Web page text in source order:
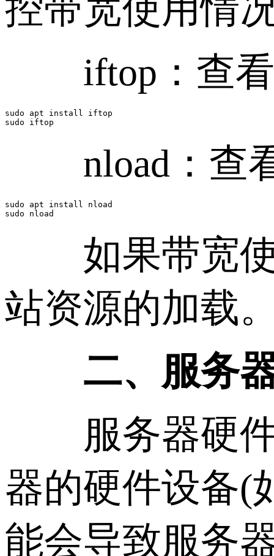
控带宽使用情
iftop：查看
sudo apt install iftop
sudo iftop
nload：查看
sudo apt install nload
sudo nload
如果带宽使
站资源的加载
二、服务器
服务器硬件
器的硬件设备(
能会导致服务